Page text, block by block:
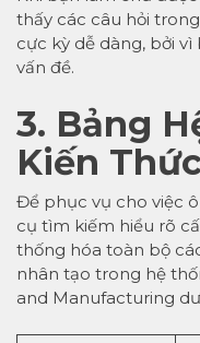
thấy các câu hỏi
cực kỳ dễ dàng, bởi
vấn đề.
3. Bảng
Kiến
Để phục vụ cho việc
cụ tìm kiếm hiểu rõ
thống hóa toàn bộ
nhân tạo trong hệ
and Manufacturing